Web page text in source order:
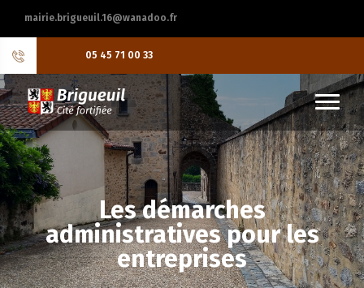
mairie.brigueuil.16@wanadoo.fr
05 45 71 00 33
Les démarches
administratives pour les
entreprises